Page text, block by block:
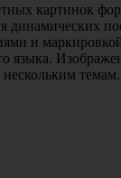
картинок
динамических
и
языка.
темам.